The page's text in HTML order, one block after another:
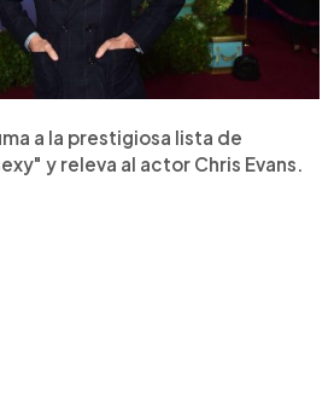
a la prestigiosa lista de
y releva al actor Chris Evans.